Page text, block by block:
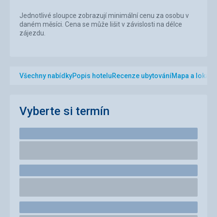
Jednotlivé sloupce zobrazují minimální cenu za osobu v
daném měsíci. Cena se může lišit v závislosti na délce
zájezdu.
Všechny nabídkyPopis hoteluRecenze ubytováníMapa a
Vyberte si termín